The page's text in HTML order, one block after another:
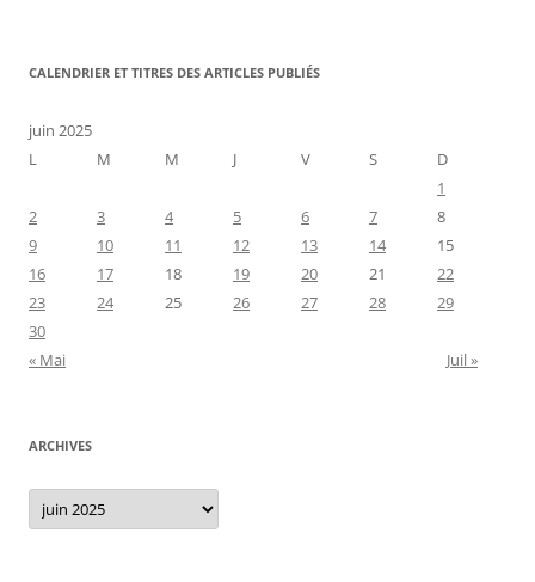
CALENDRIER ET TITRES DES ARTICLES PUBLIÉS
juin 2025
L
M M J V S
D
1
2
3 4 5 6 7
8
9
10 11 12 13 14
15
16
17 18 19 20 21
22
23
24 25 26 27 28
29
30
« Mai
Juil »
ARCHIVES
Archives